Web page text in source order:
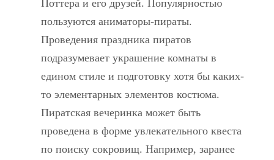
Поттера и его друзей. Популярностью
пользуются аниматоры-пираты.
Проведения праздника пиратов
подразумевает украшение комнаты в
едином стиле и подготовку хотя бы каких-
то элементарных элементов костюма.
Пиратская вечеринка может быть
проведена в форме увлекательного квеста
по поиску сокровищ. Например, заранее